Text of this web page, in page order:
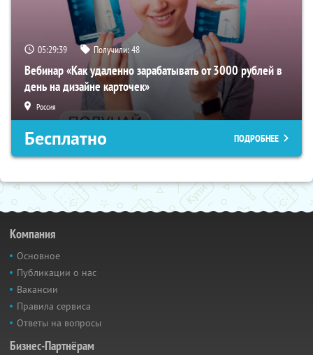
05:29:38 Получили:48
Вебинар «Как удаленно зарабатывать от 3000 рублей в
день на дизайне карточек»
Россия
Бесплатно ПОДРОБНЕЕ
Компания
Основное
Публикации о нас
Вакансии
Правила сервиса
Ответы на вопросы
Бизнес-Партнёрам